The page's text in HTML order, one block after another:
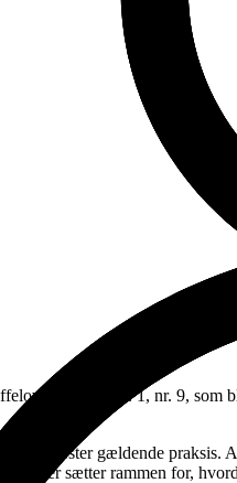
§ 82, stk. 1, nr. 9,
lovfæster gældende
der sætter rammen for,